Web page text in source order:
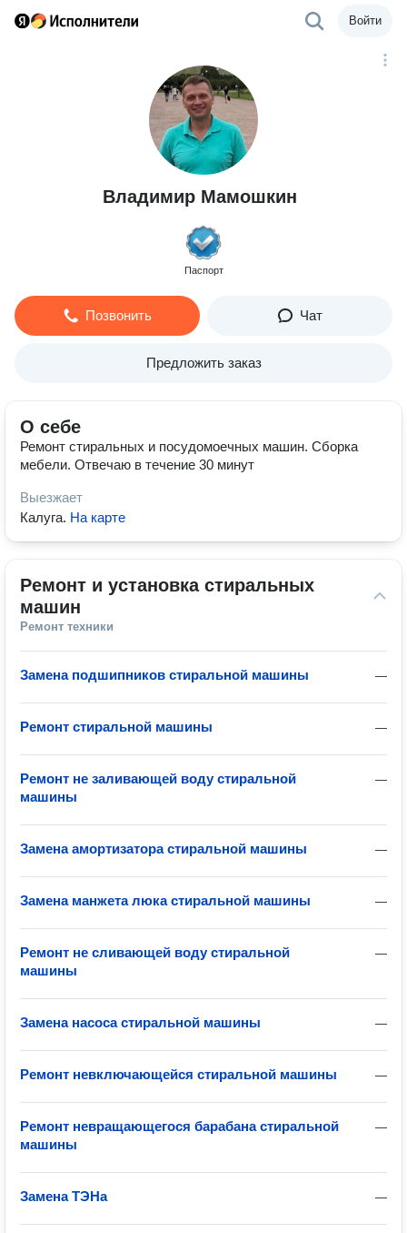
Войти
Владимир Мамошкин
Паспорт
Позвонить Чат
Предложить заказ
О себе
Ремонт стиральных и посудомоечных машин. Сборка
мебели. Отвечаю в течение 30 минут
Выезжает
Калуга. На карте
Ремонт и установка стиральных
машин
Ремонт техники
—
Замена подшипников стиральной машины
—
Ремонт стиральной машины
—
Ремонт не заливающей воду стиральной
машины
—
Замена амортизатора стиральной машины
—
Замена манжета люка стиральной машины
—
Ремонт не сливающей воду стиральной
машины
—
Замена насоса стиральной машины
—
Ремонт невключающейся стиральной машины
—
Ремонт невращающегося барабана стиральной
машины
—
Замена ТЭНа